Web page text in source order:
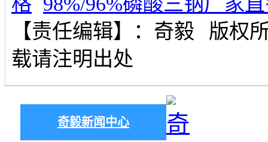
【责任编辑】： 奇毅
版权
载请注明出处
奇毅新闻中心